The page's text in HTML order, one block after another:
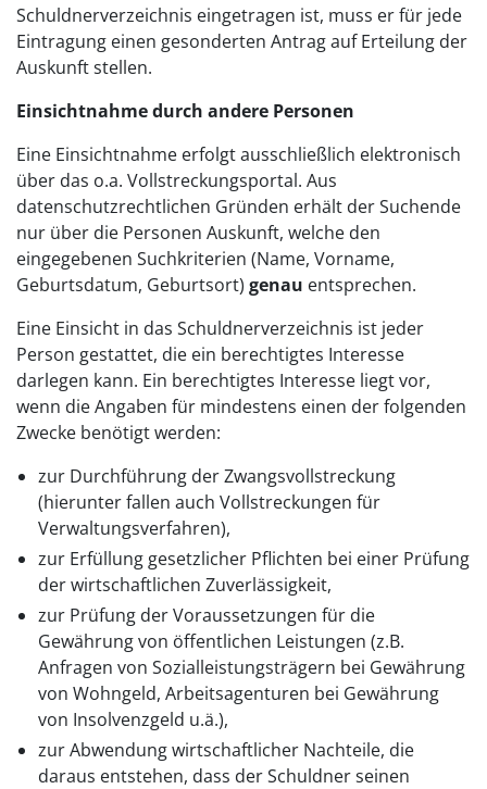
Schuldnerverzeichnis eingetragen ist, muss er für jede
Eintragung einen gesonderten Antrag auf Erteilung der
Auskunft stellen.
Einsichtnahme durch andere Personen
Eine Einsichtnahme erfolgt ausschließlich elektronisch
über das o.a. Vollstreckungsportal. Aus
datenschutzrechtlichen Gründen erhält der Suchende
nur über die Personen Auskunft, welche den
eingegebenen Suchkriterien (Name, Vorname,
Geburtsdatum, Geburtsort) genau entsprechen.
Eine Einsicht in das Schuldnerverzeichnis ist jeder
Person gestattet, die ein berechtigtes Interesse
darlegen kann. Ein berechtigtes Interesse liegt vor,
wenn die Angaben für mindestens einen der folgenden
Zwecke benötigt werden:
zur Durchführung der Zwangsvollstreckung
(hierunter fallen auch Vollstreckungen für
Verwaltungsverfahren),
zur Erfüllung gesetzlicher Pflichten bei einer Prüfung
der wirtschaftlichen Zuverlässigkeit,
zur Prüfung der Voraussetzungen für die
Gewährung von öffentlichen Leistungen (z.B.
Anfragen von Sozialleistungsträgern bei Gewährung
von Wohngeld, Arbeitsagenturen bei Gewährung
von Insolvenzgeld u.ä.),
zur Abwendung wirtschaftlicher Nachteile, die
daraus entstehen, dass der Schuldner seinen